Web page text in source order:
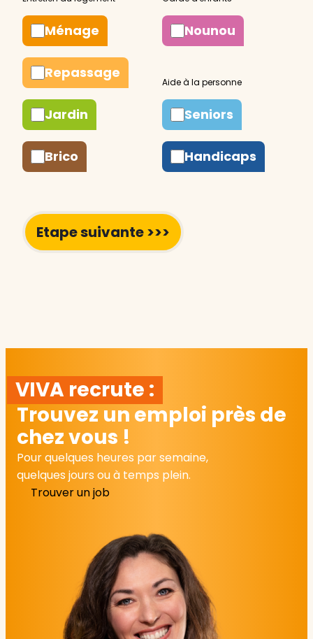
Ménage
Repassage
Jardin
Brico
Nounou
Seniors
Handicaps
VIVA recrute :
Trouvez un emploi près de
chez vous !
Pour quelques heures par semaine,
quelques jours ou à temps plein.
Trouver un job